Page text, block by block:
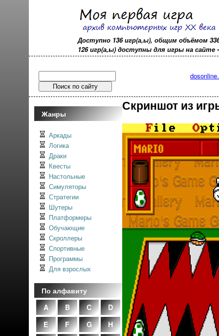
Доступно 136 игр(а,ы), общим объёмом
126 игр(а,ы) доступны для игры на сайте
Жанры
Аркады
Логика
Драки
Квесты
Настольные
Симуляторы
Стратегии
Шутеры
Платформеры
Обучающие
Скроллеры
Спортивные
Программы
Для взрослых
По алфавиту
A
B C
D
E
F G
H
Скриншот из